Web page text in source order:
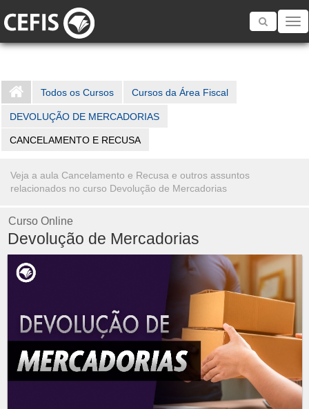
Toggle
Todos os Cursos Cursos da Área Fiscal
DEVOLUÇÃO DE MERCADORIAS
CANCELAMENTO E RECUSA
Veja a aula Cancelamento e Recusa e outros assuntos
relacionados no curso Devolução de Mercadorias
Curso Online
Devolução de Mercadorias